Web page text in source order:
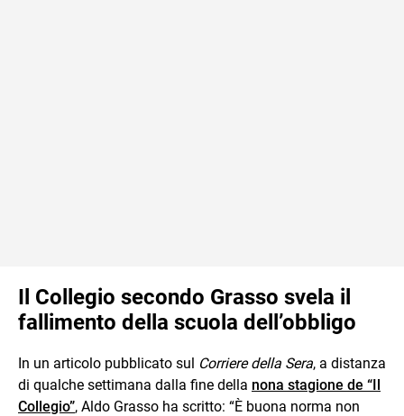
Il Collegio secondo Grasso svela il
fallimento della scuola dell’obbligo
In un articolo pubblicato sul Corriere della Sera, a distanza
di qualche settimana dalla fine della nona stagione de “Il
Collegio”, Aldo Grasso ha scritto: “È buona norma non